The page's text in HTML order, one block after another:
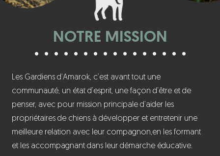
NOTRE MISSION
Les Gardiens d’Amarok, c’est avant tout une
communauté, un état d’esprit, une façon d’être et de
penser, avec pour mission principale d’aider les
propriétaires de chiens à développer et entretenir une
meilleure relation avec leur compagnon,en les formant
et les accompagnant dans leur démarche éducative.